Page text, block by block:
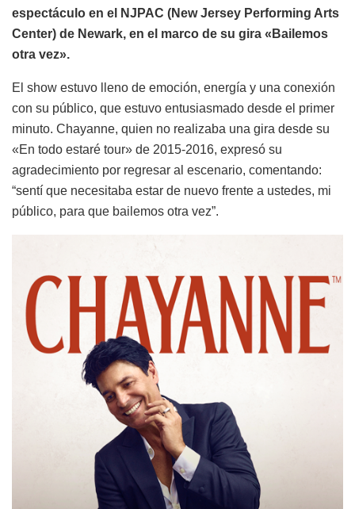
espectáculo en el NJPAC (New Jersey Performing Arts
Center) de Newark, en el marco de su gira «Bailemos
otra vez».
El show estuvo lleno de emoción, energía y una conexión
con su público, que estuvo entusiasmado desde el primer
minuto. Chayanne, quien no realizaba una gira desde su
«En todo estaré tour» de 2015-2016, expresó su
agradecimiento por regresar al escenario, comentando:
“sentí que necesitaba estar de nuevo frente a ustedes, mi
público, para que bailemos otra vez”.